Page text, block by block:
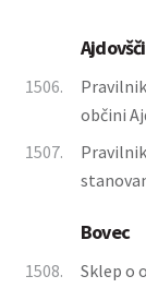
1506.
občini
1507.
Bovec
1508.
Sklep o